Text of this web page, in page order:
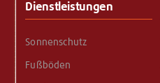
Dienstleistungen
Sonnenschutz
Fußböden